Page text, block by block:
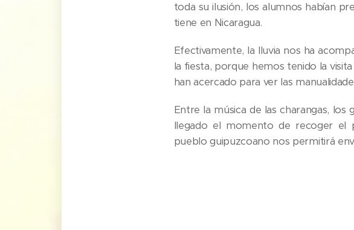
toda su ilusión, los alumnos habían
tiene en Nicaragua.
Efectivamente, la lluvia nos ha
la fiesta, porque hemos tenido la
han acercado para ver las
Entre la música de las charangas, los
llegado el momento de recoger el
pueblo guipuzcoano nos permitirá